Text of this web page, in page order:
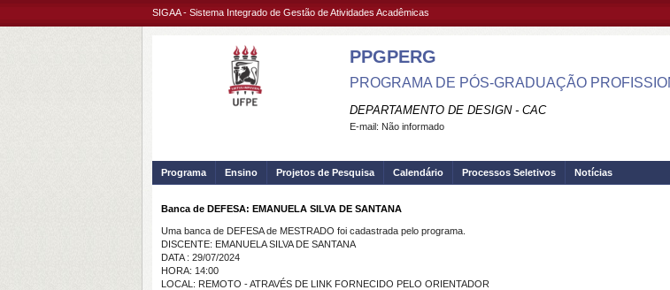
SIGAA - Sistema Integrado de Gestão de Atividades Acadêmicas
PPGPERG
PROGRAMA DE PÓS-GRADUAÇÃO
DEPARTAMENTO DE DESIGN - CAC
E-mail: Não informado
Programa Ensino Projetos de Pesquisa Calendário Processos Seletivos Notícias
Banca de DEFESA: EMANUELA SILVA DE SANTANA
Uma banca de DEFESA de MESTRADO foi cadastrada pelo programa.
DISCENTE: EMANUELA SILVA DE SANTANA
DATA : 29/07/2024
HORA: 14:00
LOCAL: REMOTO - ATRAVÉS DE LINK FORNECIDO PELO ORIENTADOR